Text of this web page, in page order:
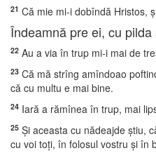
21 Că mie mi-i dobîndă Hristos,
Îndeamnă pre ei, cu pilda
22 Au a via în trup mi-i mai de
23 Că mă strîng amîndoao
că cu multu e mai bine.
24 Iară a rămînea în trup, mai
25 Şi aceasta cu nădeajde ştiu,
cu voi toţi, în folosul vostru şi în